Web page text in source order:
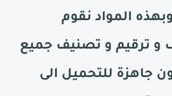
المواد نقوم
و ترقيم و تصنيف جميع
جاهزة للتحميل الى